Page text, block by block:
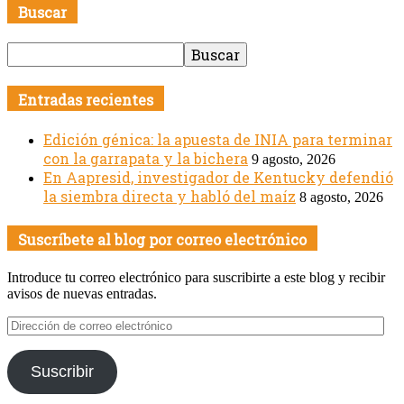
Buscar
Entradas recientes
Edición génica: la apuesta de INIA para terminar
con la garrapata y la bichera 9 agosto, 2026
En Aapresid, investigador de Kentucky defendió
la siembra directa y habló del maíz 8 agosto, 2026
Suscríbete al blog por correo electrónico
Introduce tu correo electrónico para suscribirte a este blog y recibir
avisos de nuevas entradas.
Dirección
de
correo
electrónico
Suscribir